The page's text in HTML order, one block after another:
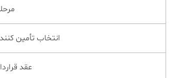
انتخاب تأمین
عقد